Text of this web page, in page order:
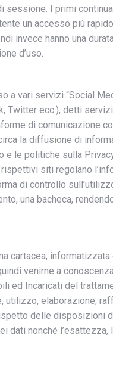
I primi
un accesso più
invece hanno una
d’uso.
a vari servizi “Social
Twitter ecc.), detti
di comunicazione
la diffusione di
le politiche sulla
siti regolano
di controllo
una bacheca,
cartacea,
venirne a
ed Incaricati del
elaborazione,
delle disposizioni
dati nonché